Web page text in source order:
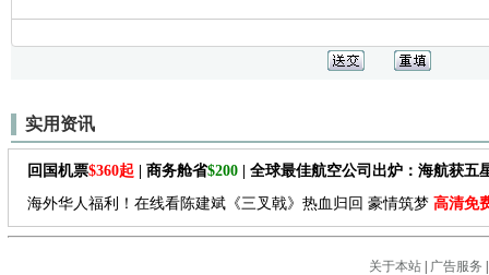
实用资讯
回国机票$360起 | 商务舱省$200 | 全球最佳航空公司出炉：海航获五
海外华人福利！在线看陈建斌《三叉戟》热血归回 豪情筑梦 高清免
关于本站| 广告服务